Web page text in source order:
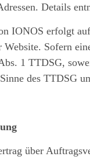
Details
IONOS erfolgt
Website. Sofern
1 TTDSG,
des TTDSG
über